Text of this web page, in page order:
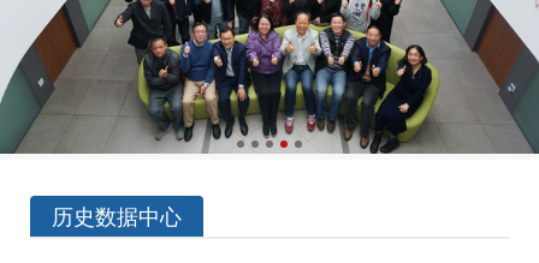
历史数据中心